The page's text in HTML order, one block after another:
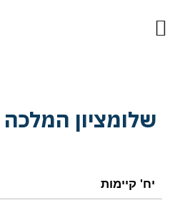
שלומציון המלכה 42 תל אביב
יח' קיימות